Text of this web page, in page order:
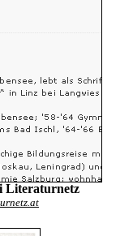
Literaturnetz